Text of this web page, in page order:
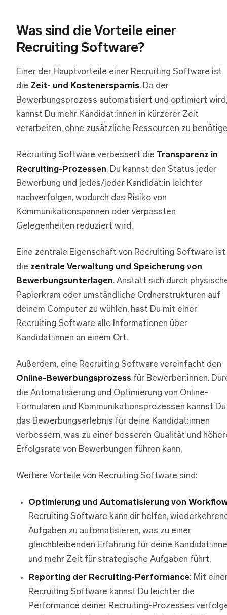
Was sind die Vorteile einer
Recruiting Software?
Einer der Hauptvorteile einer Recruiting Software ist
die Zeit- und Kostenersparnis. Da der
Bewerbungsprozess automatisiert und optimiert wird,
kannst Du mehr Kandidat:innen in kürzerer Zeit
verarbeiten, ohne zusätzliche Ressourcen zu
Recruiting Software verbessert die Transparenz in
Recruiting-Prozessen. Du kannst den Status jeder
Bewerbung und jedes/jeder Kandidat:in leichter
nachverfolgen, wodurch das Risiko von
Kommunikationspannen oder verpassten
Gelegenheiten reduziert wird.
Eine zentrale Eigenschaft von Recruiting Software ist
die zentrale Verwaltung und Speicherung von
Bewerbungsunterlagen. Anstatt sich durch
Papierkram oder umständliche Ordnerstrukturen auf
deinem Computer zu wühlen, hast Du mit einer
Recruiting Software alle Informationen über
Kandidat:innen an einem Ort.
Außerdem, eine Recruiting Software vereinfacht den
Online-Bewerbungsprozess für Bewerber:innen.
die Automatisierung und Optimierung von Online-
Formularen und Kommunikationsprozessen kannst Du
das Bewerbungserlebnis für deine Kandidat:innen
verbessern, was zu einer besseren Qualität und
Erfolgsrate von Bewerbungen führen kann.
Weitere Vorteile von Recruiting Software sind:
Optimierung und Automatisierung von
Recruiting Software kann dir helfen,
Aufgaben zu automatisieren, was zu einer
gleichbleibenden Erfahrung für deine
und mehr Zeit für strategische Aufgaben führt.
Reporting der Recruiting-Performance: Mit
Recruiting Software kannst Du leichter die
Performance deiner Recruiting-Prozesses